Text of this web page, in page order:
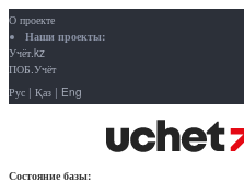
О проекте
Наши проекты:
Учёт.kz
ПОБ.Учёт
Рус | Қаз | Eng
Состояние базы: